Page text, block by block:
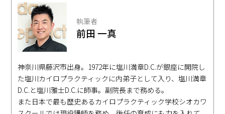
執筆者
前田 一真
神奈川県藤沢市出身。1972年に塩川満章D.C.が銀座に開院し
た塩川カイロプラクティックに内弟子として入り、塩川満章
D.C.と塩川雅士D.C.に師事。副院長まで務める。
また日本で最も歴史あるカイロプラクティック学校シオカワ